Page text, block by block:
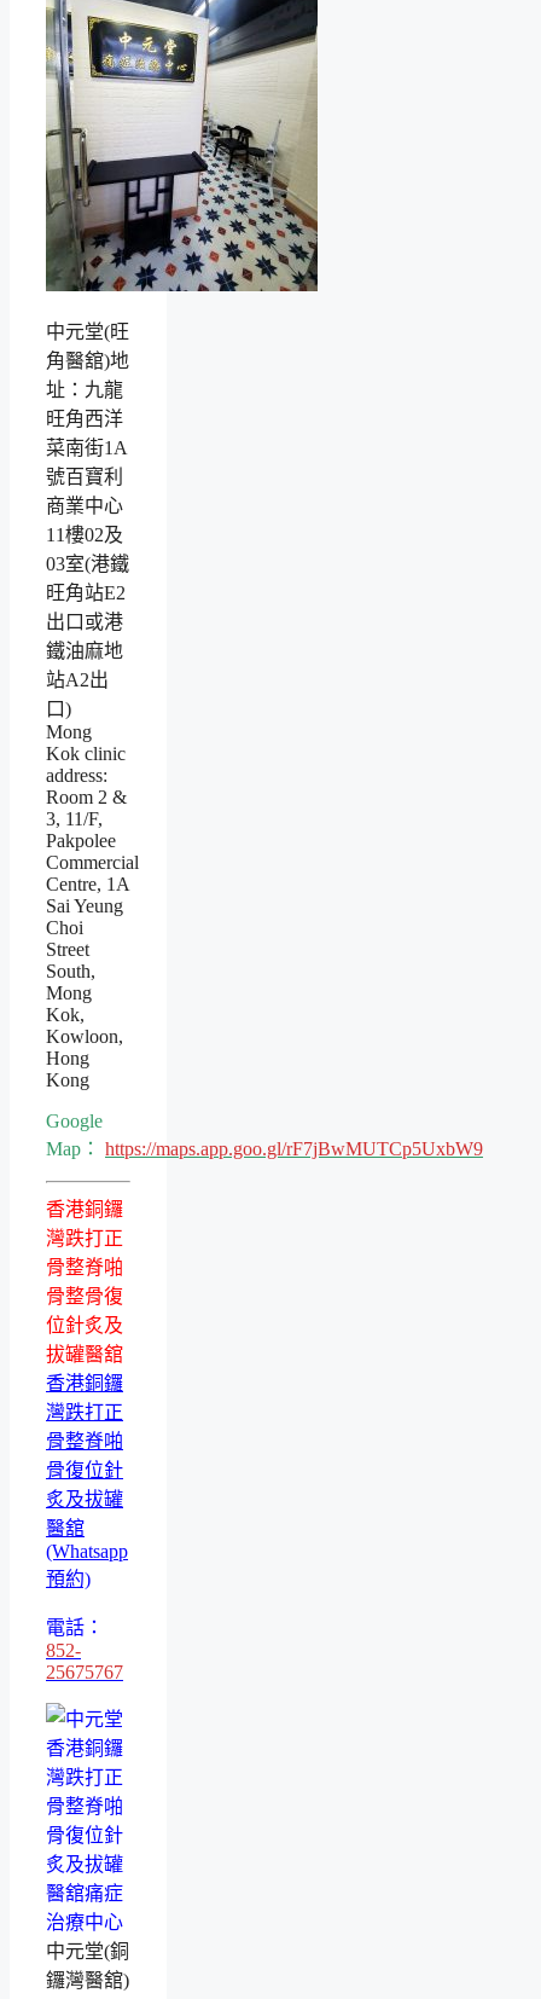
中元堂(旺
角醫舘)地
址：九龍
旺角西洋
菜南街1A
號百寶利
商業中心
11樓02及
03室(港鐵
旺角站E2
出口或港
鐵油麻地
站A2出
口)
Mong
Kok clinic
address:
Room 2 &
3, 11/F,
Pakpolee
Commercial
Centre, 1A
Sai Yeung
Choi
Street
South,
Mong
Kok,
Kowloon,
Hong
Kong
Google
Map： https://maps.app.goo.gl/rF7jBwMUTCp5UxbW9
香港銅鑼
灣跌打正
骨整脊啪
骨整骨復
位針炙及
拔罐醫舘
香港銅鑼
灣跌打正
骨整脊啪
骨復位針
炙及拔罐
醫舘
(Whatsapp
預約)
電話：
852-
25675767
中元堂(銅
鑼灣醫舘)